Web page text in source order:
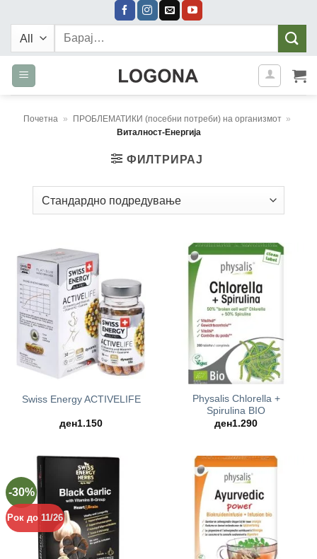
content
Барај:
Почетна » ПРОБЛЕМАТИКИ (посебни потреби) на организмот »
Виталност-Енергија
ФИЛТРИРАЈ
Swiss Energy ACTIVELIFE
ден1.150
Physalis Chlorella +
Spirulina BIO
ден1.290
-30%
Рок до 11/26